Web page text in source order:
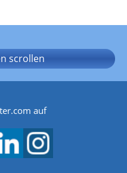
scrollen
auf